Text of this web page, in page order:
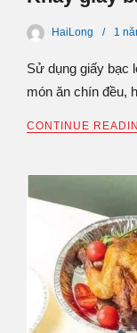
HaiLong 1
Sử dụng giấy bạc
món ăn chín đều,
CONTINUE